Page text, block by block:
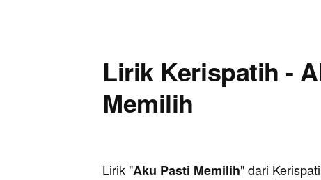
Lirik Kerispatih -
Memilih
Lirik "Aku Pasti Memilih" dari